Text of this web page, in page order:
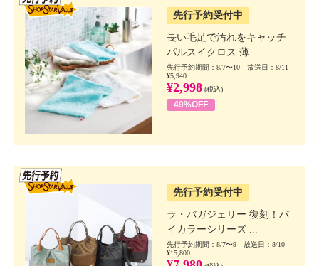
先行予約受付中
長い毛足で汚れをキャッチ
パルスイクロス 薄...
先行予約期間：8/7〜10 放送日：8/11
¥5,940
¥2,998 (税込)
49%OFF
先行予約受付中
ラ・バガジェリー 復刻！バ
イカラーシリーズ ...
先行予約期間：8/7〜9 放送日：8/10
¥15,800